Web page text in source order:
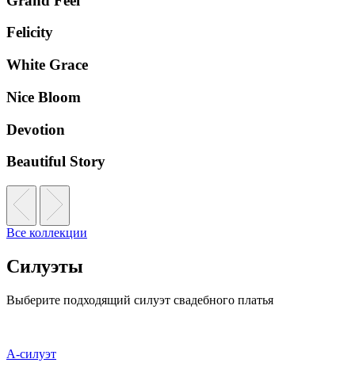
Felicity
White Grace
Nice Bloom
Devotion
Beautiful Story
Все коллекции
Силуэты
Выберите подходящий силуэт свадебного платья
А-силуэт